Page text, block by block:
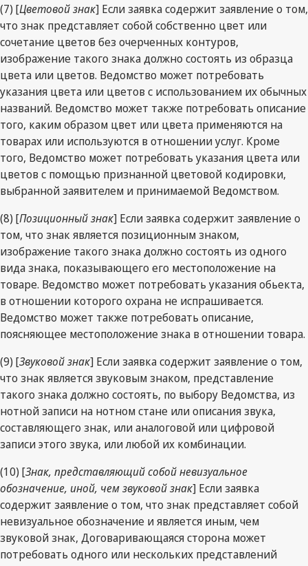
(7) [Цветовой знак] Если заявка содержит заявление о том,
что знак представляет собой собственно цвет или
сочетание цветов без очерченных контуров,
изображение такого знака должно состоять из образца
цвета или цветов. Ведомство может потребовать
указания цвета или цветов с использованием их обычных
названий. Ведомство может также потребовать описание
того, каким образом цвет или цвета применяются на
товарах или используются в отношении услуг. Кроме
того, Ведомство может потребовать указания цвета или
цветов с помощью признанной цветовой кодировки,
выбранной заявителем и принимаемой Ведомством.
(8) [Позиционный знак] Если заявка содержит заявление о
том, что знак является позиционным знаком,
изображение такого знака должно состоять из одного
вида знака, показывающего его местоположение на
товаре. Ведомство может потребовать указания обьекта,
в отношении которого охрана не испрашивается.
Ведомство может также потребовать описание,
поясняющее местоположение знака в отношении товара.
(9) [Звуковой знак] Если заявка содержит заявление о том,
что знак является звуковым знаком, представление
такого знака должно состоять, по выбору Ведомства, из
нотной записи на нотном стане или описания звука,
составляющего знак, или аналоговой или цифровой
записи этого звука, или любой их комбинации.
(10) [Знак, представляющий собой невизуальное
обозначение, иной, чем звуковой знак] Если заявка
содержит заявление о том, что знак представляет собой
невизуальное обозначение и является иным, чем
звуковой знак, Договаривающаяся сторона может
потребовать одного или нескольких представлений